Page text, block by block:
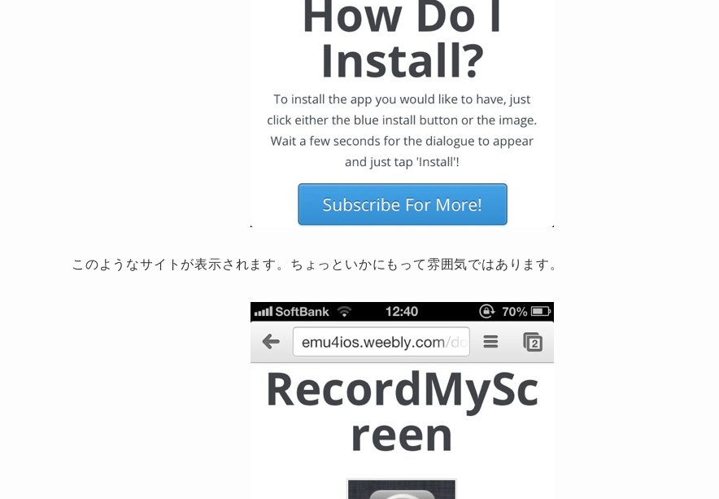
このようなサイトが表示されます。ちょっといかにもって雰囲気ではあります。